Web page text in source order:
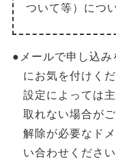
ついて等）につ
●メールで申し込
にお気を付けくだ
設定によっては
取れない場合がご
解除が必要なド
い合わせください